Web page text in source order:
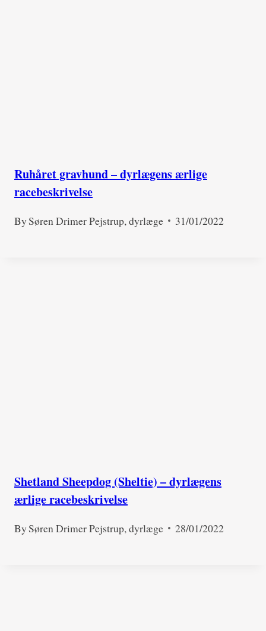
Ruhåret gravhund – dyrlægens ærlige
racebeskrivelse
BySøren Drimer Pejstrup, dyrlæge 31/01/2022
Shetland Sheepdog (Sheltie) – dyrlægens
ærlige racebeskrivelse
BySøren Drimer Pejstrup, dyrlæge 28/01/2022